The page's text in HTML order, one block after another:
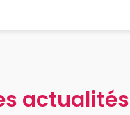
actualités